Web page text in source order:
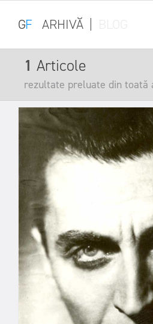
GF ARHIVĂ
1 Articole
rezultate preluate din toată